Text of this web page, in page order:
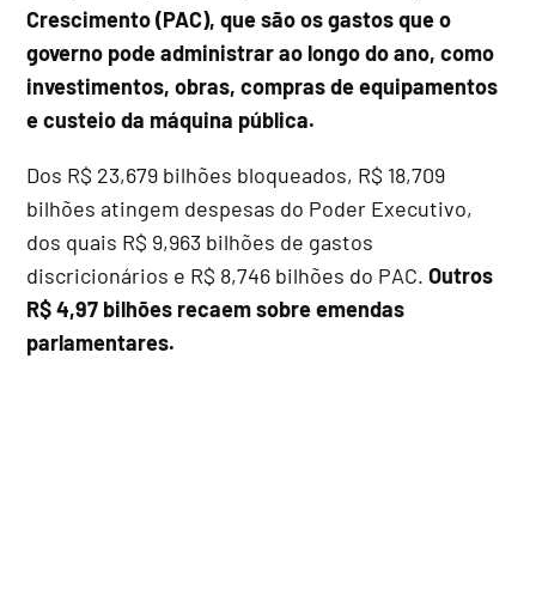
Crescimento (PAC), que são os gastos que o
governo pode administrar ao longo do ano, como
investimentos, obras, compras de equipamentos
e custeio da máquina pública.
Dos R$ 23,679 bilhões bloqueados, R$ 18,709
bilhões atingem despesas do Poder Executivo,
dos quais R$ 9,963 bilhões de gastos
discricionários e R$ 8,746 bilhões do PAC.Outros
R$ 4,97 bilhões recaem sobre emendas
parlamentares.